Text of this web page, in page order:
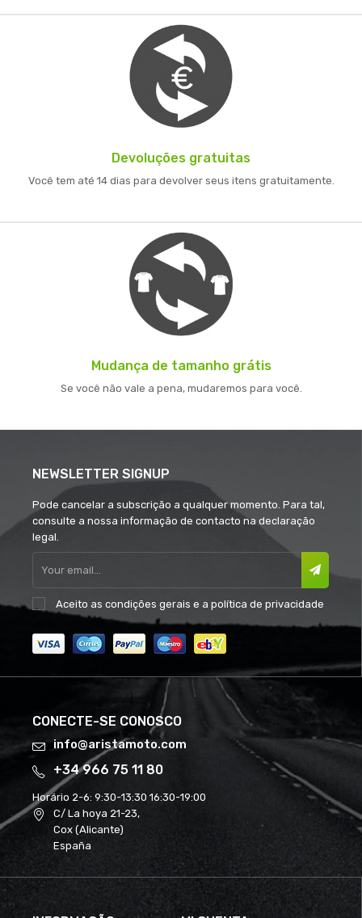
Devoluções gratuitas
Você tem até 14 dias para devolver seus itens gratuitamente.
Mudança de tamanho grátis
Se você não vale a pena, mudaremos para você.
NEWSLETTER SIGNUP
Pode cancelar a subscrição a qualquer momento. Para tal,
consulte a nossa informação de contacto na declaração
legal.
Aceito as condições gerais e a política de privacidade
CONECTE-SE CONOSCO
info@aristamoto.com
+34 966 75 11 80
Horário 2-6: 9:30-13:30 16:30-19:00
C/ La hoya 21-23,
Cox (Alicante)
España